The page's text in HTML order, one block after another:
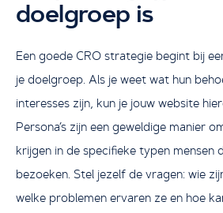
doelgroep is
Een goede CRO strategie begint bij
je doelgroep. Als je weet wat hun
interesses zijn, kun je jouw website
Persona’s zijn een geweldige manier
krijgen in de specifieke typen mensen
bezoeken. Stel jezelf de vragen: wie
welke problemen ervaren ze en hoe